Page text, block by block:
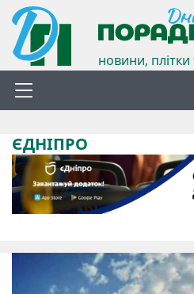
новини,
ЄДНІПРО